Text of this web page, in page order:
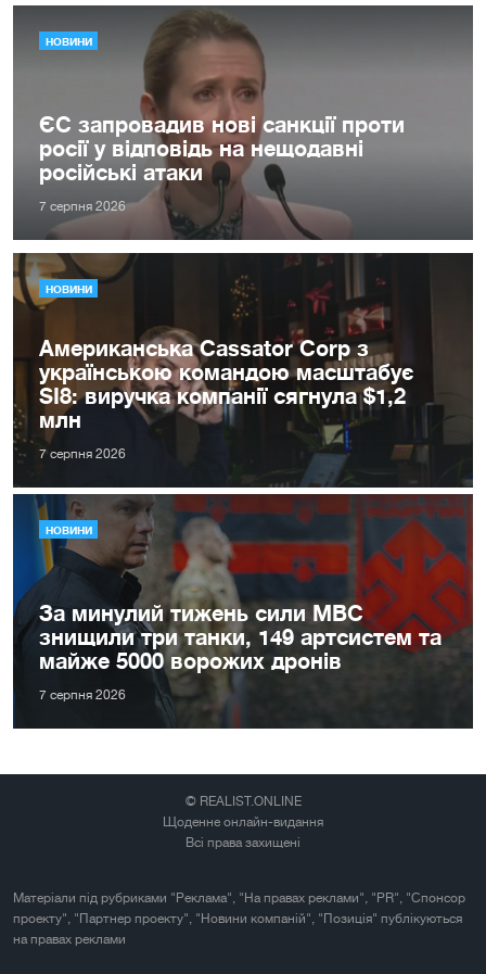
НОВИНИ
ЄС запровадив нові санкції проти
росії у відповідь на нещодавні
російські атаки
7 серпня 2026
НОВИНИ
Американська Cassator Corp з
українською командою масштабує
SI8: виручка компанії сягнула $1,2
млн
7 серпня 2026
НОВИНИ
За минулий тижень сили МВС
знищили три танки, 149 артсистем та
майже 5000 ворожих дронів
7 серпня 2026
© REALIST.ONLINE
Щоденне онлайн-видання
Всі права захищені
Матеріали під рубриками "Реклама", "На правах реклами", "PR", "Спонсор
проекту", "Партнер проекту", "Новини компаній", "Позиція" публікуються
на правах реклами